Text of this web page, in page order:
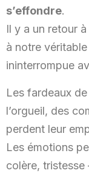
s’effondre.
Il y a un retour
à notre
ininterrompue
Les fardeaux
l’orgueil, des
perdent leur
Les émotions
colère,